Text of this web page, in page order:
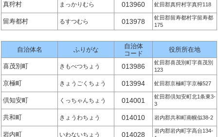
真狩村 まっかりむら 013960 虻田郡真狩村字真狩118
留寿都村 るすつむら 013978
虻田郡留寿都村字留寿都
175
自治体名 ふりがな
自治体
コード
役所所在地
喜茂別町 きもべつちょう 013986
虻田郡喜茂別町字喜茂別
123
京極町 きょうごくちょう 013994 虻田郡京極町字京極527
倶知安町 くっちゃんちょう 014001
虻田郡倶知安町北1条東3-
3
共和町 きょうわちょう 014010 岩内郡共和町南幌似38-2
岩内町 いわないちょう 014028
岩内郡岩内町字高台134-